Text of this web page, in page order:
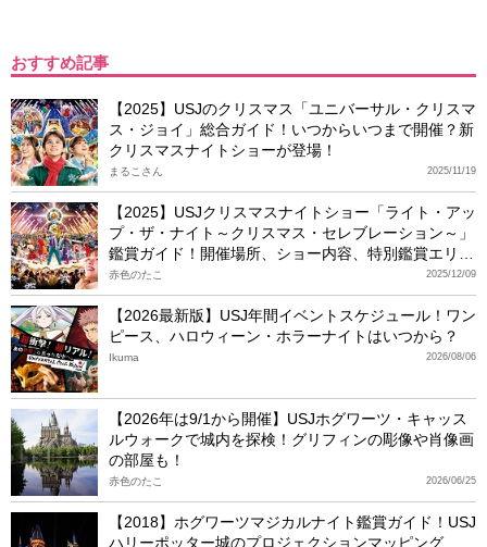
おすすめ記事
【2025】USJのクリスマス「ユニバーサル・クリスマ
ス・ジョイ」総合ガイド！いつからいつまで開催？新
クリスマスナイトショーが登場！
2025/11/19
まるこさん
【2025】USJクリスマスナイトショー「ライト・アッ
プ・ザ・ナイト～クリスマス・セレブレーション～」
鑑賞ガイド！開催場所、ショー内容、特別鑑賞エリア
チケット
2025/12/09
赤色のたこ
【2026最新版】USJ年間イベントスケジュール！ワン
ピース、ハロウィーン・ホラーナイトはいつから？
2026/08/06
Ikuma
【2026年は9/1から開催】USJホグワーツ・キャッス
ルウォークで城内を探検！グリフィンの彫像や肖像画
の部屋も！
2026/06/25
赤色のたこ
【2018】ホグワーツマジカルナイト鑑賞ガイド！USJ
ハリーポッター城のプロジェクションマッピング